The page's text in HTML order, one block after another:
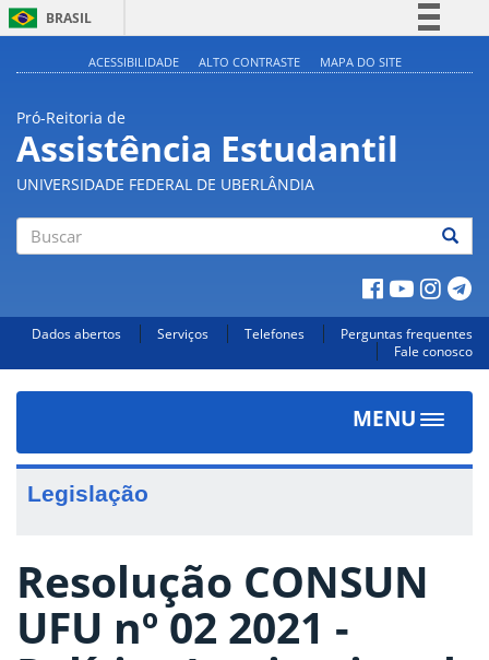
BRASIL
Acesso à informação
Legislação
Canais
ACESSIBILIDADE ALTO CONTRASTE MAPA DO SITE
Pró-Reitoria de
Assistência Estudantil
UNIVERSIDADE FEDERAL DE UBERLÂNDIA
Dados abertos Serviços Telefones
Perguntas frequentes
Fale conosco
MENU
Toggle
Legislação
Resolução CONSUN
UFU nº 02 2021 -